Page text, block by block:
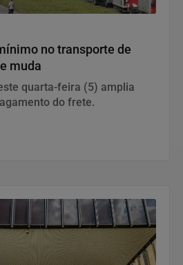
no transporte de
muda
quarta-feira (5) amplia
do frete.